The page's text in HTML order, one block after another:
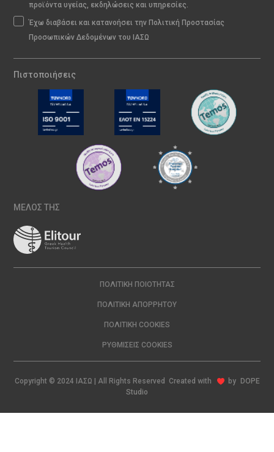
προϊόντα υγείας, εκδηλώσεις και υπηρεσίες.
Έχω διαβάσει και κατανοήσει την Πολιτική Προστασίας
Προσωπικών Δεδομένων του ΙΑΣΩ
Πιστοποιήσεις
ΜΕΛΟΣ ΤΗΣ
ΠΟΛΙΤΙΚΉ ΠΟΙΌΤΗΤΑΣ
ΠΟΛΙΤΙΚΉ ΑΠΟΡΡΉΤΟΥ
ΠΟΛΙΤΙΚΉ COOKIES
ΡΥΘΜΊΣΕΙΣ COOKIES
Copyright © 2024 ΙΑΣΩ | All Rights Reserved Created with by
DOPE
Studio